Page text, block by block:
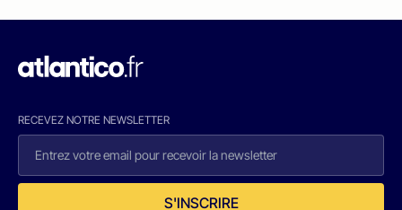
RECEVEZ NOTRE NEWSLETTER
S'INSCRIRE